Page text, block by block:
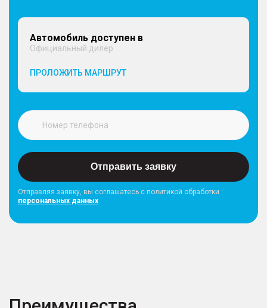
Автомобиль доступен в
Официальный дилер
ПРОЛОЖИТЬ МАРШРУТ
Отправить заявку
Отправляя заявку, вы соглашатесь с политикой обработки
персональных данных